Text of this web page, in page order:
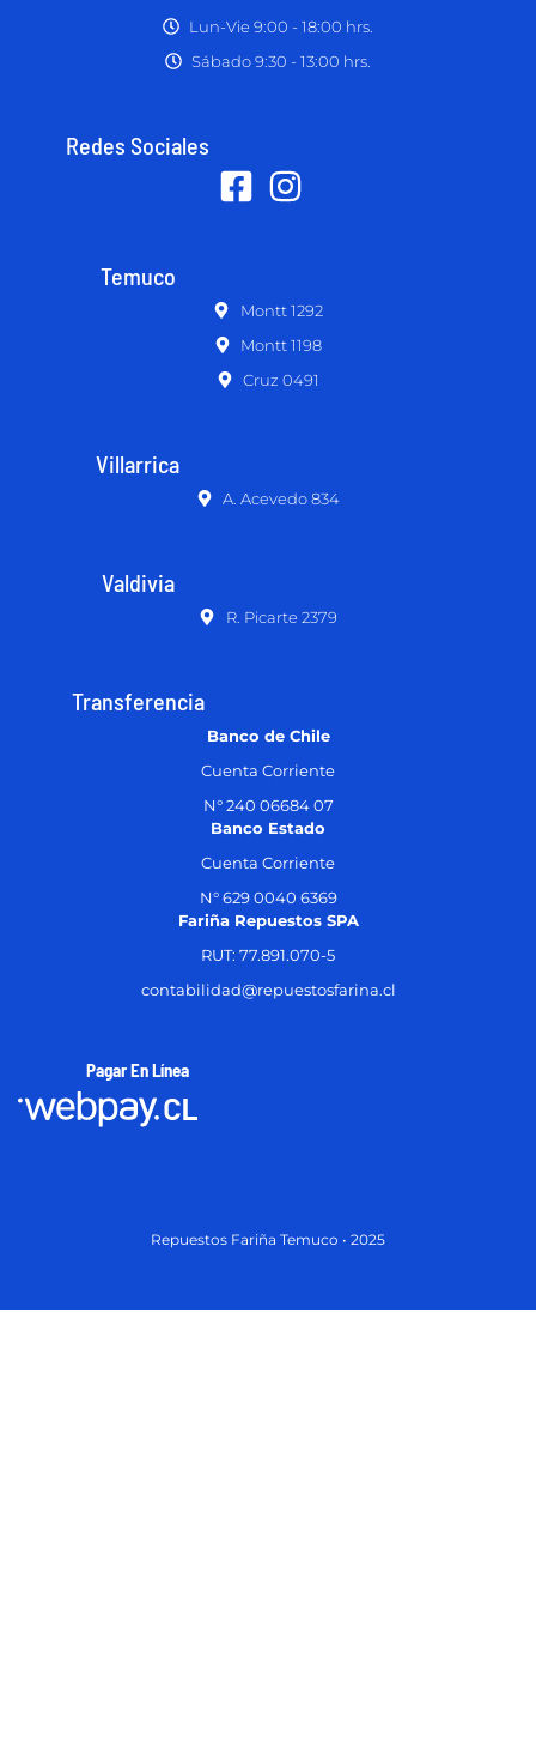
Lun-Vie 9:00 - 18:00 hrs.
Sábado 9:30 - 13:00 hrs.
Redes Sociales
Temuco
Montt 1292
Montt 1198
Cruz 0491
Villarrica
A. Acevedo 834
Valdivia
R. Picarte 2379
Transferencia
Banco de Chile
Cuenta Corriente
N° 240 06684 07
Banco Estado
Cuenta Corriente
N° 629 0040 6369
Fariña Repuestos SPA
RUT: 77.891.070-5
contabilidad@repuestosfarina.cl
Pagar En Línea
Repuestos Fariña Temuco • 2025